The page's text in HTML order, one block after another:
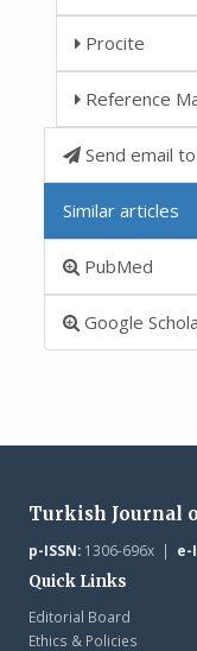
Procite
Reference
Send email
Similar articles
PubMed
Google
Turkish Journal
p-ISSN:1306-696x | e-
Quick Links
Editorial Board
Ethics & Policies